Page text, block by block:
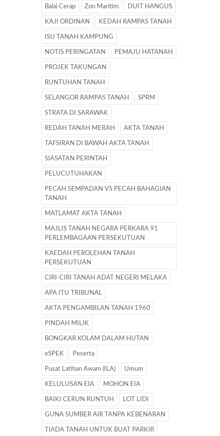
Balai Cerap Zon Maritim DUIT HANGUS
KAJI ORDINAN KEDAH RAMPAS TANAH
ISU TANAH KAMPUNG
NOTIS PERINGATAN PEMAJU HATANAH
PROJEK TAKUNGAN
RUNTUHAN TANAH
SELANGOR RAMPAS TANAH SPRM
STRATA DI SARAWAK
REDAH TANAH MERAH AKTA TANAH
TAFSIRAN DI BAWAH AKTA TANAH
SIASATAN PERINTAH
PELUCUTUHAKAN
PECAH SEMPADAN VS PECAH BAHAGIAN
TANAH
MATLAMAT AKTA TANAH
MAJLIS TANAH NEGARA PERKARA 91
PERLEMBAGAAN PERSEKUTUAN
KAEDAH PEROLEHAN TANAH
PERSEKUTUAN
CIRI-CIRI TANAH ADAT NEGERI MELAKA
APA ITU TRIBUNAL
AKTA PENGAMBILAN TANAH 1960
PINDAH MILIK
BONGKAR KOLAM DALAM HUTAN
eSPEK Peserta
Pusat Latihan Awam (ILA) Umum
KELULUSAN EIA MOHON EIA
BAIKI CERUN RUNTUH LOT LIDI
GUNA SUMBER AIR TANPA KEBENARAN
TIADA TANAH UNTUK BUAT PARKIR